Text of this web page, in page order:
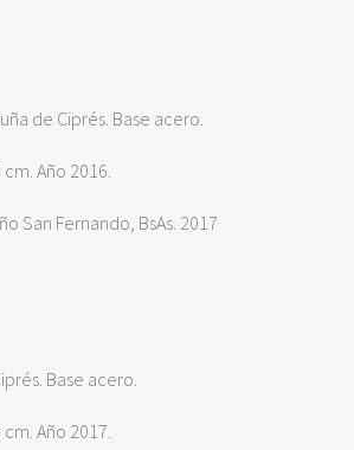
de Ciprés. Base acero.
Año 2016.
San Fernando, BsAs. 2017
Base acero.
Año 2017.